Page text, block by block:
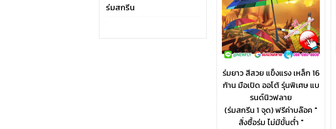
ร่มสกรีน
ร่มยาว สีสวย แข็งแรง เหล็ก 16
ก้าน มือเปิด ออโต้ รุ่นพิเศษ แบ
รนด์นิวฟลาย
(ร่มสกรีน 1 จุด) ฟรีค่าบล๊อค "
สั่งซื้อร่ม ไม่มีขั้นต่ำ "